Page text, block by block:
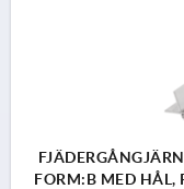
FORM:B MED HÅL,